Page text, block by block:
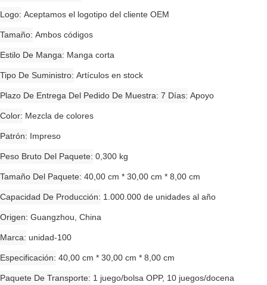
Logo Aceptamos el logotipo del cliente OEM
Tamaño Ambos códigos
Estilo De Manga Manga corta
Tipo De Suministro Artículos en stock
Plazo De Entrega Del Pedido De Muestra: 7 Días Apoyo
Color Mezcla de colores
Patrón Impreso
Peso Bruto Del Paquete 0,300 kg
Tamaño Del Paquete 40,00 cm * 30,00 cm * 8,00 cm
Capacidad De Producción 1.000.000 de unidades al año
Origen Guangzhou, China
Marca unidad-100
Especificación 40,00 cm * 30,00 cm * 8,00 cm
Paquete De Transporte 1 juego/bolsa OPP, 10 juegos/docena